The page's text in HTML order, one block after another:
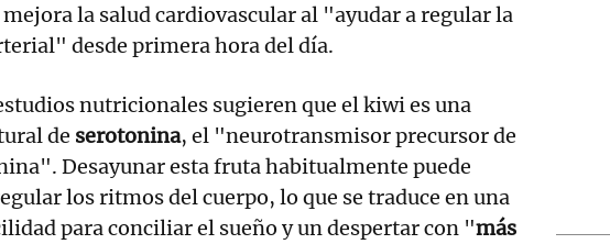
la salud cardiovascular al "ayudar a regular la
desde primera hora del día.
nutricionales sugieren que el kiwi es una
de serotonina, el "neurotransmisor precursor de
Desayunar esta fruta habitualmente puede
los ritmos del cuerpo, lo que se traduce en una
para conciliar el sueño y un despertar con "más